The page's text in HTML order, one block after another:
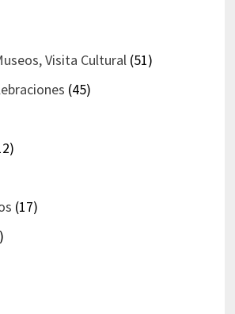
Visita Cultural(51)
(45)
(17)